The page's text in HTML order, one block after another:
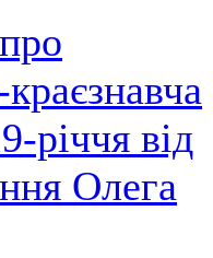
про
річчя від
Олега